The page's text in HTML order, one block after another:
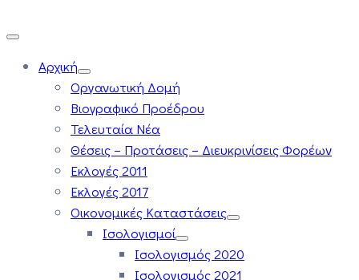
Αρχική
Οργανωτική Δομή
Βιογραφικό Προέδρου
Τελευταία Νέα
Θέσεις – Προτάσεις – Διευκρινίσεις Φορέων
Εκλογές 2011
Εκλογές 2017
Οικονομικές Καταστάσεις
Ισολογισμοί
Ισολογισμός 2020
Ισολογισμός 2021